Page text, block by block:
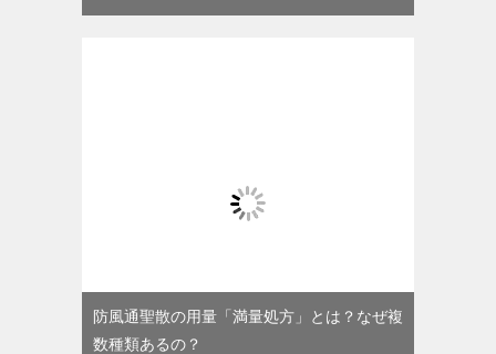
防風通聖散の用量「満量処方」とは？なぜ複
数種類あるの？